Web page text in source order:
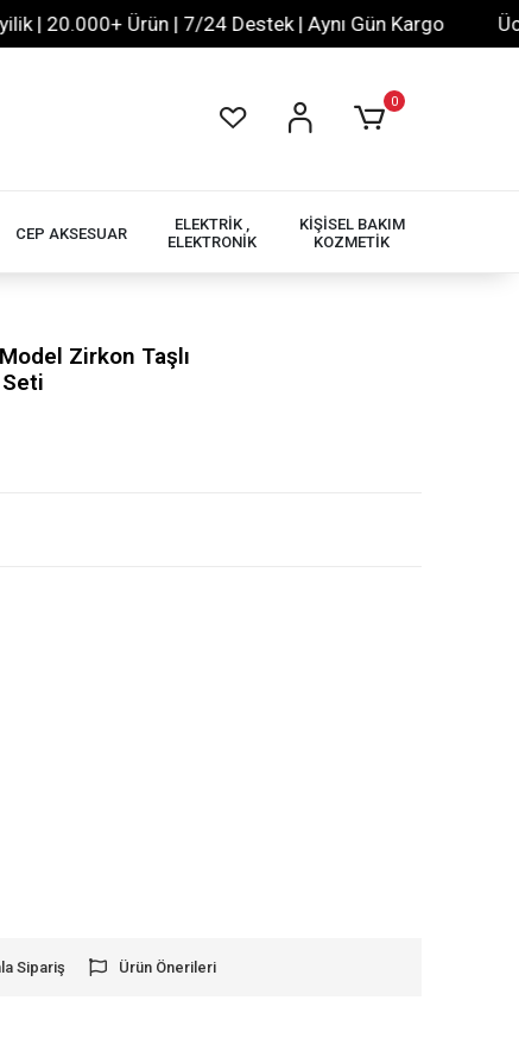
20.000+ Ürün | 7/24 Destek | Aynı Gün Kargo
0
CEP AKSESUAR
ELEKTRİK ,
ELEKTRONİK
KİŞİSEL BAKIM
KOZMETİK
Zirkon Taşlı
Sipariş Ürün Önerileri